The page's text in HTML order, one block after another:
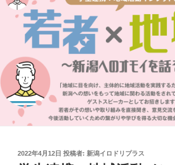
ッ
投
2022年4月12日 投稿者: 新潟イロドリプラス